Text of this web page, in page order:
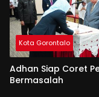
Kota Gorontalo
Adhan Siap Coret
Bermasalah